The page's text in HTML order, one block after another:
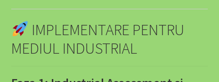
IMPLEMENTARE PENTRU
MEDIUL INDUSTRIAL